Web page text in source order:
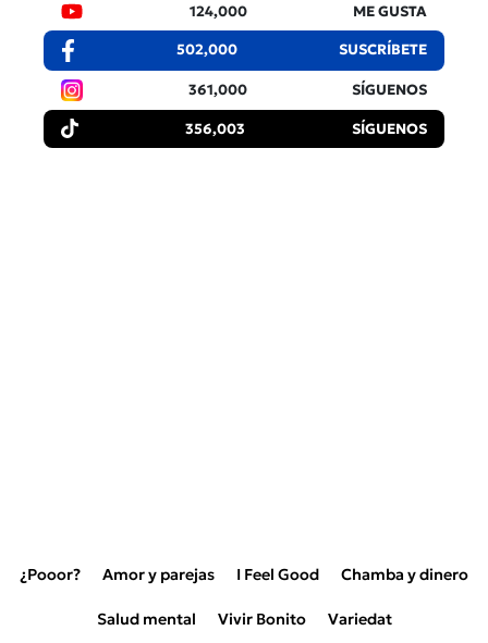
124,000 ME GUSTA
502,000 SUSCRÍBETE
361,000 SÍGUENOS
356,003 SÍGUENOS
¿Pooor? Amor y parejas I Feel Good Chamba y dinero
Salud mental Vivir Bonito Variedat